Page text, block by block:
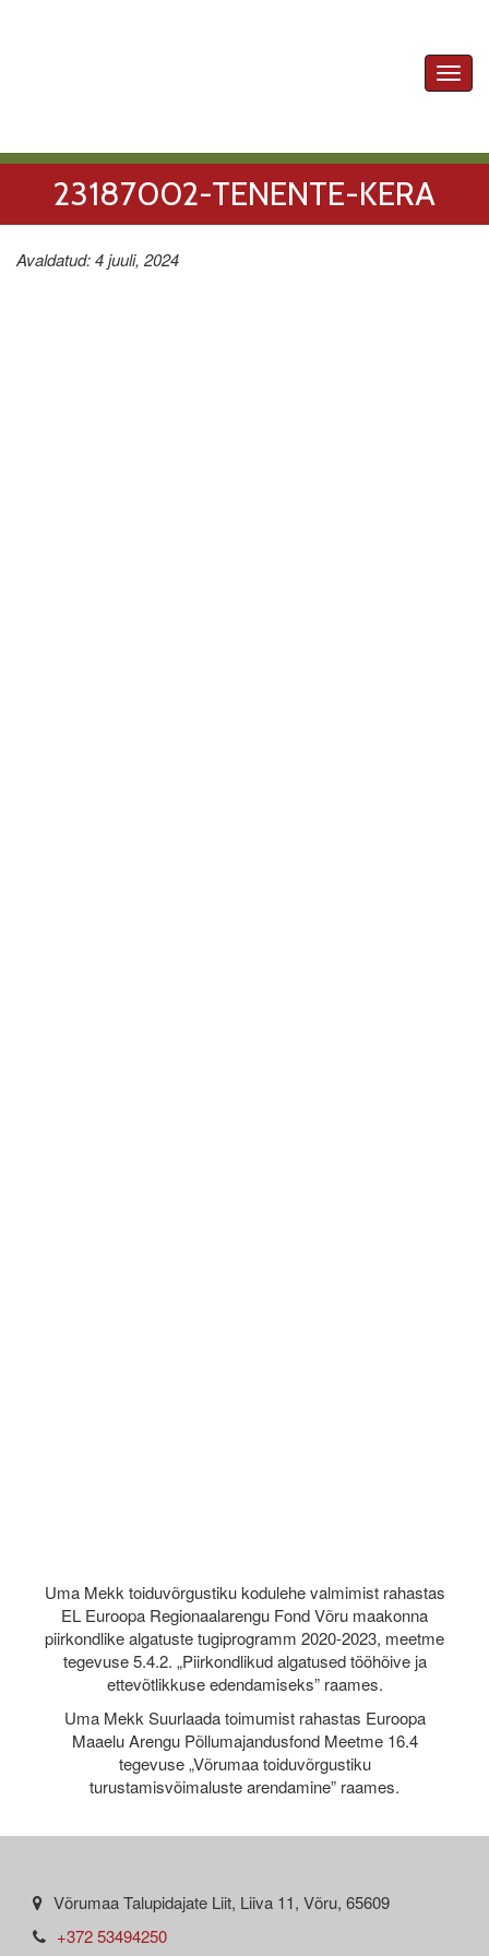
23187002-TENENTE-KERA
Avaldatud: 4 juuli, 2024
Uma Mekk toiduvõrgustiku kodulehe valmimist rahastas
EL Euroopa Regionaalarengu Fond Võru maakonna
piirkondlike algatuste tugiprogramm 2020-2023, meetme
tegevuse 5.4.2. „Piirkondlikud algatused tööhõive ja
ettevõtlikkuse edendamiseks” raames.
Uma Mekk Suurlaada toimumist rahastas Euroopa
Maaelu Arengu Põllumajandusfond Meetme 16.4
tegevuse „Võrumaa toiduvõrgustiku
turustamisvõimaluste arendamine” raames.
Võrumaa Talupidajate Liit, Liiva 11, Võru, 65609
+372 53494250